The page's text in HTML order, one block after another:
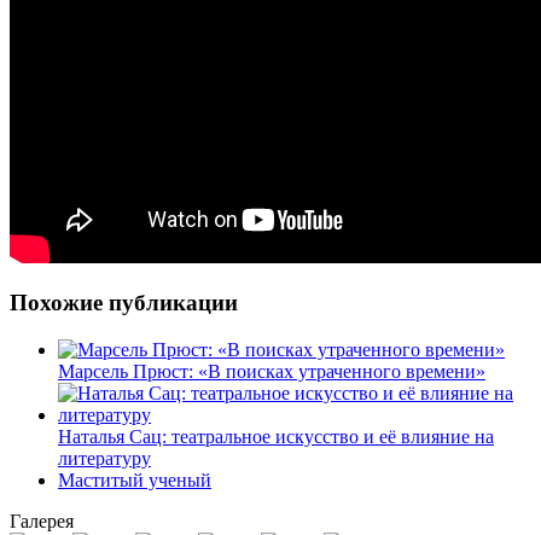
Похожие публикации
Марсель Прюст: «В поисках утраченного времени»
Наталья Сац: театральное искусство и её влияние на
литературу
Маститый ученый
Галерея